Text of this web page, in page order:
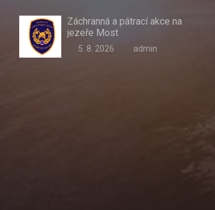
Záchranná a pátrací akce na
jezeře Most
5. 8. 2026 admin